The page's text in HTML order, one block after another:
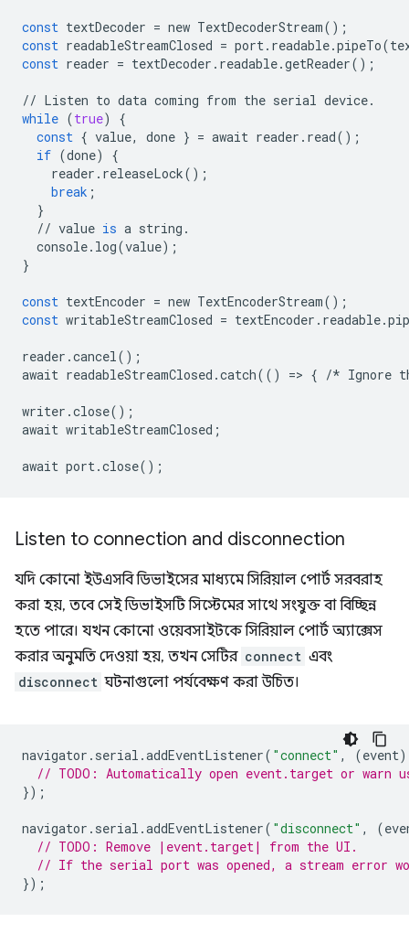
const textDecoder = new TextDecoderStream();
const readableStreamClosed = port. readable.pipeTo(
const reader = textDecoder . readable.getReader();
// Listen to data coming from the serial device.
while (true)
{
const { value, done } = await reader . read();
if (done)
{
reader . releaseLock();
break ;
}
// value is a string .
console. log(value);
}
const textEncoder = new TextEncoderStream();
const writableStreamClosed = textEncoder . readable.
reader .cancel();
await readableStreamClosed .catch(() => { /* Ignore
writer .close();
await writableStreamClosed ;
await port.close();
Listen to connection and disconnection
যদি কোনো ইউএসবি ডিভাইসের মাধ্যমে সিরিয়াল পোর্ট সরবরাহ
করা হয়, তবে সেই ডিভাইসটি সিস্টেমের সাথে সংযুক্ত বা বিচ্ছিন্ন
হতে পারে। যখন কোনো ওয়েবসাইটকে সিরিয়াল পোর্ট অ্যাক্সেস
করার অনুমতি দেওয়া হয়, তখন সেটির connect এবং
disconnect ঘটনাগুলো পর্যবেক্ষণ করা উচিত।
navigator . serial .addEventListener( "connect" , (event)
// TODO: Automatically open event.target or
});
navigator . serial .addEventListener( "disconnect" , (
// TODO: Remove |event.target| from the UI.
// If the serial port was opened, a stream error
});